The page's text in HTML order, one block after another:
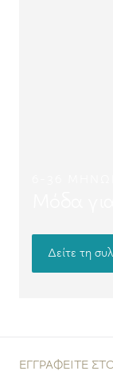
Δείτε τη
ΕΓΓΡΑΦΕΊΤΕ